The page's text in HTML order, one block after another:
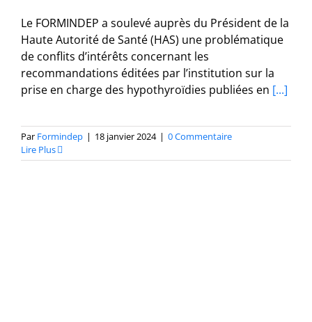
Le FORMINDEP a soulevé auprès du Président de la
Haute Autorité de Santé (HAS) une problématique
de conflits d’intérêts concernant les
recommandations éditées par l’institution sur la
prise en charge des hypothyroïdies publiées en [...]
Par Formindep | 18 janvier 2024 | 0 Commentaire
Lire Plus